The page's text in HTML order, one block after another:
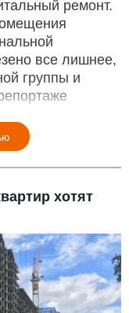
ремонт.
все лишнее,
группы и
хотят